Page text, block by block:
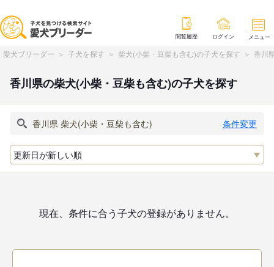
閲覧履歴 ログイン メニュー
愛犬ブリーダー 子犬を探す 柴犬(小柴・豆柴も含む)の子犬を探す 香川
香川県の柴犬(小柴・豆柴も含む)の子犬を探す
条件変更
現在、条件に合う子犬の登録がありません。